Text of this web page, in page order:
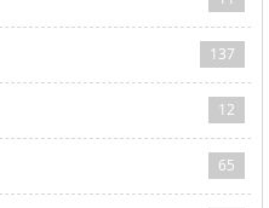
137
12
65